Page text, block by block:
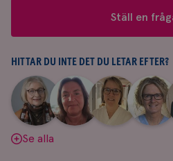
&
svar
Ställ en
HITTAR DU INTE DET DU LETAR EFTER?
Aina
Johnsson
|
Anne
Andersson
Fredrika
Killander
|
Jeanette
Bäcklund
|
Se alla